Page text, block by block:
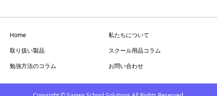
Home
私たちについて
取り扱い製品
スクール用品コラム
勉強方法のコラム
お問い合わせ